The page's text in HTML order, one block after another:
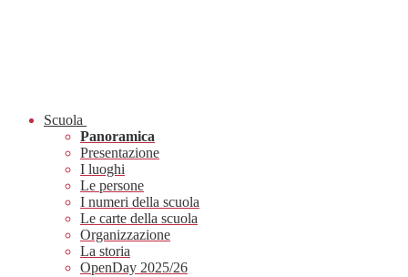
Scuola
Panoramica
Presentazione
I luoghi
Le persone
I numeri della scuola
Le carte della scuola
Organizzazione
La storia
OpenDay 2025/26